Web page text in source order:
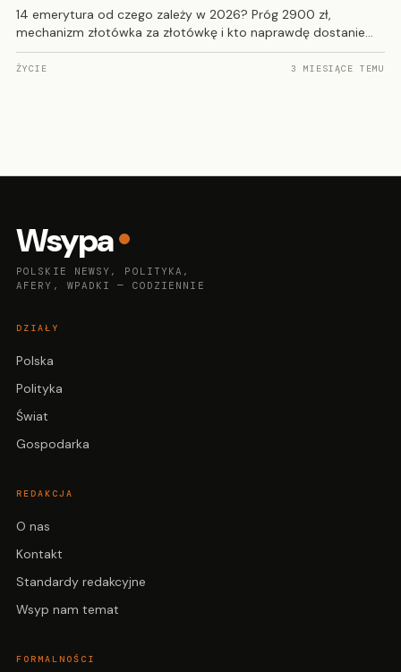
14 emerytura od czego zależy w 2026? Próg 2900 zł,
mechanizm złotówka za złotówkę i kto naprawdę dostanie…
ŻYCIE 3 MIESIĄCE TEMU
Wsypa
POLSKIE NEWSY, POLITYKA,
AFERY, WPADKI — CODZIENNIE
DZIAŁY
Polska
Polityka
Świat
Gospodarka
REDAKCJA
O nas
Kontakt
Standardy redakcyjne
Wsyp nam temat
FORMALNOŚCI